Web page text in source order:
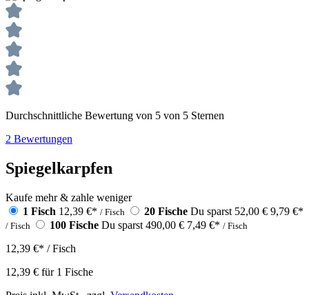
Durchschnittliche Bewertung von 5 von 5 Sternen
2 Bewertungen
Spiegelkarpfen
Kaufe mehr & zahle weniger
1 Fisch 12,39 €* / Fisch 20 Fische Du sparst 52,00 € 9,79 €*
/ Fisch 100 Fische Du sparst 490,00 € 7,49 €* / Fisch
12,39 €* / Fisch
12,39 € für 1 Fische